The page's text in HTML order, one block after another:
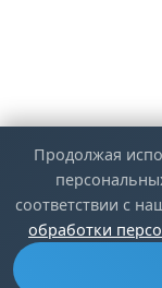
Продолжая
соответствии с
обработки